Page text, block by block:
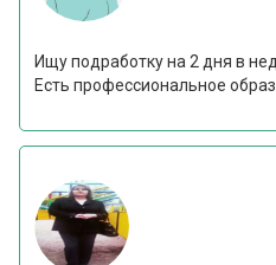
Ищу подработку на 2 дня в
Есть профессиональное